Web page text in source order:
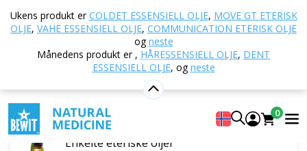
Ukens produkt erCOLDET ESSENSIELL OLJE, MOVE GT ETERISK
OLJE, VAHE ESSENSIELL OLJE, COMMUNICATION ETERISK OLJE
ogneste
Månedens produkt er , HÅRESSENSIELL OLJE, DENT
ESSENSIELL OLJE, ogneste
0
Hjem E-butikk
indre verden
Romharmoni og renselse
Romharmoni og renselse
Bestselgere
Sitronella eterisk olje
Enkelte eteriske oljer